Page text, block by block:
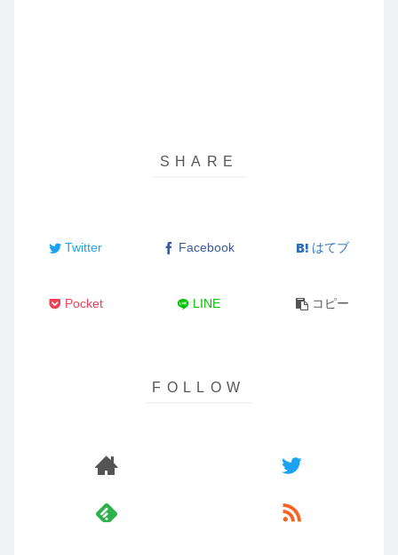
Twitter Facebook はてブ
Pocket LINE コピー